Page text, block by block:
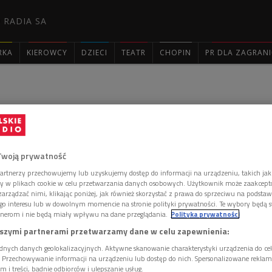
RADIA SA
KIEROWCY DZIECI TEATR CHOPIN PR DLA
Teatry. Spotkanie z Jerzym
WIDEO]
Wielką Nagrodą Festiwalu "Dwa Teatry"
w Teatrze Polskiego Radia i Teatrze Telewizji
nagrodę podczas uroczystego otwarcia Festiwalu
Jerzy Zelnik z Polskim Radiem związany jest
rozpoczął współpracę z Teatrem Telewizji.
prywatność
przechowujemy lub uzyskujemy dostęp do informacji na urządzeniu, takich
w plikach cookie w celu przetwarzania danych osobowych. Użytkownik może
nimi, klikając poniżej, jak również skorzystać z prawa do sprzeciwu na
interesu lub w dowolnym momencie na stronie polityki prywatności. Te wybory będą
i nie będą miały wpływu na dane przeglądania. Polityka prywatności
partnerami przetwarzamy dane w celu zapewnienia:
danych geolokalizacyjnych. Aktywne skanowanie charakterystyki urządzenia do
informacji na urządzeniu lub dostęp do nich. Spersonalizowane
i treści, badnie odbiorców i ulepszanie usług.